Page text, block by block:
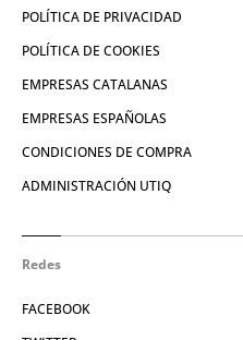
POLÍTICA DE PRIVACIDAD
POLÍTICA DE COOKIES
EMPRESAS CATALANAS
EMPRESAS ESPAÑOLAS
CONDICIONES DE COMPRA
ADMINISTRACIÓN UTIQ
Redes
FACEBOOK